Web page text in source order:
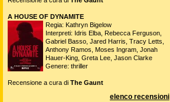
A HOUSE OF DYNAMITE
Regia: Kathryn Bigelow
Interpreti: Idris Elba, Rebecca Ferguson,
Gabriel Basso, Jared Harris, Tracy Letts,
Anthony Ramos, Moses Ingram, Jonah
Hauer-King, Greta Lee, Jason Clarke
Genere: thriller
Recensione a cura di The Gaunt
elenco recensioni